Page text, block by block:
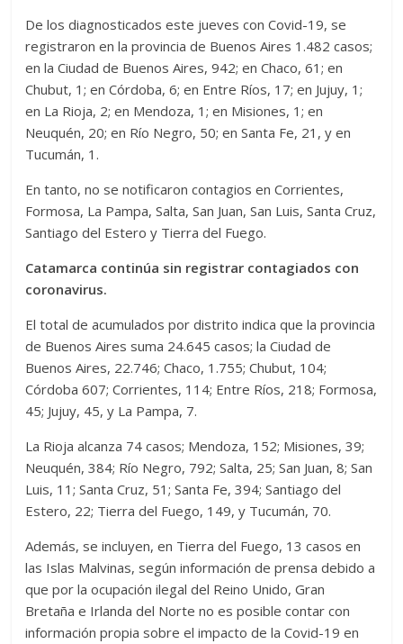
De los diagnosticados este jueves con Covid-19, se
registraron en la provincia de Buenos Aires 1.482 casos;
en la Ciudad de Buenos Aires, 942; en Chaco, 61; en
Chubut, 1; en Córdoba, 6; en Entre Ríos, 17; en Jujuy, 1;
en La Rioja, 2; en Mendoza, 1; en Misiones, 1; en
Neuquén, 20; en Río Negro, 50; en Santa Fe, 21, y en
Tucumán, 1.
En tanto, no se notificaron contagios en Corrientes,
Formosa, La Pampa, Salta, San Juan, San Luis, Santa Cruz,
Santiago del Estero y Tierra del Fuego.
Catamarca continúa sin registrar contagiados con
coronavirus.
El total de acumulados por distrito indica que la provincia
de Buenos Aires suma 24.645 casos; la Ciudad de
Buenos Aires, 22.746; Chaco, 1.755; Chubut, 104;
Córdoba 607; Corrientes, 114; Entre Ríos, 218; Formosa,
45; Jujuy, 45, y La Pampa, 7.
La Rioja alcanza 74 casos; Mendoza, 152; Misiones, 39;
Neuquén, 384; Río Negro, 792; Salta, 25; San Juan, 8; San
Luis, 11; Santa Cruz, 51; Santa Fe, 394; Santiago del
Estero, 22; Tierra del Fuego, 149, y Tucumán, 70.
Además, se incluyen, en Tierra del Fuego, 13 casos en
las Islas Malvinas, según información de prensa debido a
que por la ocupación ilegal del Reino Unido, Gran
Bretaña e Irlanda del Norte no es posible contar con
información propia sobre el impacto de la Covid-19 en